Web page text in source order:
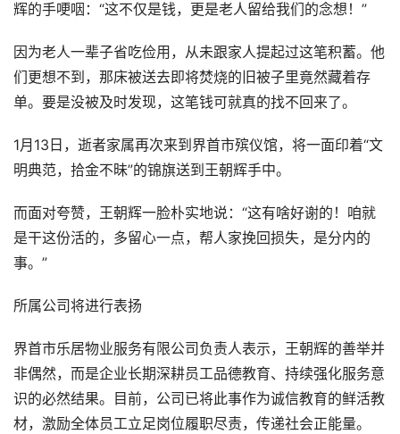
辉的手哽咽：“这不仅是钱，更是老人留给我们的念想！”
因为老人一辈子省吃俭用，从未跟家人提起过这笔积蓄。他
们更想不到，那床被送去即将焚烧的旧被子里竟然藏着存
单。要是没被及时发现，这笔钱可就真的找不回来了。
1月13日，逝者家属再次来到界首市殡仪馆，将一面印着“文
明典范，拾金不昧”的锦旗送到王朝辉手中。
而面对夸赞，王朝辉一脸朴实地说：“这有啥好谢的！咱就
是干这份活的，多留心一点，帮人家挽回损失，是分内的
事。”
所属公司将进行表扬
界首市乐居物业服务有限公司负责人表示，王朝辉的善举并
非偶然，而是企业长期深耕员工品德教育、持续强化服务意
识的必然结果。目前，公司已将此事作为诚信教育的鲜活教
材，激励全体员工立足岗位履职尽责，传递社会正能量。